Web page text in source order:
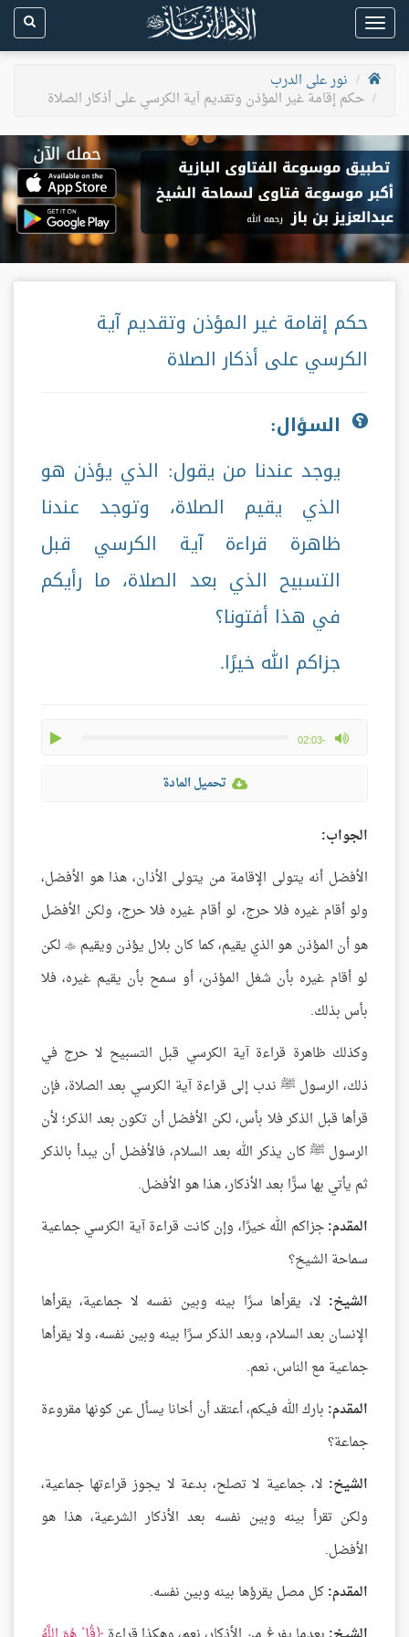
Toggle
navigation
نور على الدرب
حكم إقامة غير المؤذن وتقديم آية الكرسي على أذكار الصلاة
حكم إقامة غير المؤذن وتقديم آية
الكرسي على أذكار الصلاة
السؤال:
يوجد عندنا من يقول: الذي يؤذن هو
الذي يقيم الصلاة، وتوجد عندنا
ظاهرة قراءة آية الكرسي قبل
التسبيح الذي بعد الصلاة، ما رأيكم
في هذا أفتونا؟
جزاكم الله خيرًا.
-02:03
max volume
تحميل المادة
الجواب:
الأفضل أنه يتولى الإقامة من يتولى الأذان، هذا هو الأفضل،
ولو أقام غيره فلا حرج، لو أقام غيره فلا حرج، ولكن الأفضل
هو أن المؤذن هو الذي يقيم، كما كان بلال يؤذن ويقيم لكن
لو أقام غيره بأن شغل المؤذن، أو سمح بأن يقيم غيره، فلا
بأس بذلك.
وكذلك ظاهرة قراءة آية الكرسي قبل التسبيح لا حرج في
ذلك، الرسول ﷺ ندب إلى قراءة آية الكرسي بعد الصلاة، فإن
قرأها قبل الذكر فلا بأس، لكن الأفضل أن تكون بعد الذكر؛ لأن
الرسول ﷺ كان يذكر الله بعد السلام، فالأفضل أن يبدأ بالذكر
ثم يأتي بها سرًّا بعد الأذكار، هذا هو الأفضل.
المقدم:جزاكم الله خيرًا، وإن كانت قراءة آية الكرسي جماعية
سماحة الشيخ؟
الشيخ: لا، يقرأها سرًا بينه وبين نفسه لا جماعية، يقرأها
الإنسان بعد السلام، وبعد الذكر سرًا بينه وبين نفسه، ولا يقرأها
جماعية مع الناس، نعم.
المقدم: بارك الله فيكم، أعتقد أن أخانا يسأل عن كونها مقروءة
جماعة؟
الشيخ: لا، جماعية لا تصلح، بدعة لا يجوز قراءتها جماعية،
ولكن تقرأ بينه وبين نفسه بعد الأذكار الشرعية، هذا هو
الأفضل.
المقدم:كل مصل يقرؤها بينه وبين نفسه.